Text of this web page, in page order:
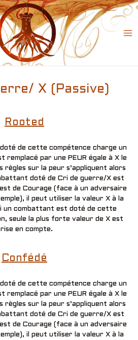
X (Passive)
Rooted
de cette compétence charge un
remplacé par une PEUR égale à X le
règles sur la peur s’appliquent alors
doté de Cri de guerre/X est
de Courage (face à un adversaire
il peut utiliser la valeur X à la
un combattant est doté de cette
seule la plus forte valeur de X est
en compte.
Confédé
de cette compétence charge un
remplacé par une PEUR égale à X le
règles sur la peur s’appliquent alors
doté de Cri de guerre/X est
de Courage (face à un adversaire
il peut utiliser la valeur X à la